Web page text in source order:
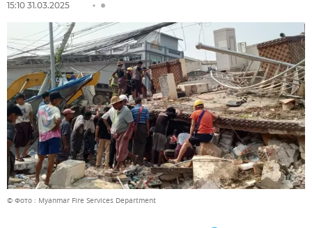
15:10 31.03.2025
© Фото : Myanmar Fire Services Department